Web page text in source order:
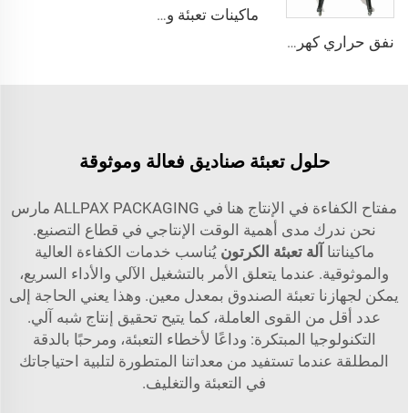
نفق حراري كهربائي لتقلص رقعة الأغلفة الحرارية على أعناق الزجاجات لضمان عدم العبث
ماكينات تعبئة وسد زجاجات الكحول الخفيف الأوتوماتيكية لزجاجات المشروبات الروحية
حلول تعبئة صناديق فعالة وموثوقة
مفتاح الكفاءة في الإنتاج هنا في ALLPAX PACKAGING مارس
نحن ندرك مدى أهمية الوقت الإنتاجي في قطاع التصنيع.
ماكيناتنا آلة تعبئة الكرتونيُناسب خدمات الكفاءة العالية
والموثوقية. عندما يتعلق الأمر بالتشغيل الآلي والأداء السريع،
يمكن لجهازنا تعبئة الصندوق بمعدل معين. وهذا يعني الحاجة إلى
عدد أقل من القوى العاملة، كما يتيح تحقيق إنتاج شبه آلي.
التكنولوجيا المبتكرة: وداعًا لأخطاء التعبئة، ومرحبًا بالدقة
المطلقة عندما تستفيد من معداتنا المتطورة لتلبية احتياجاتك
في التعبئة والتغليف.